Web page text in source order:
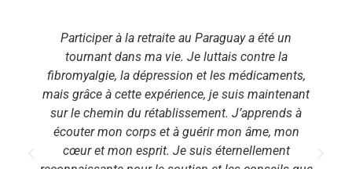
Participer à la retraite au Paraguay a été un
tournant dans ma vie. Je luttais contre la
fibromyalgie, la dépression et les médicaments,
mais grâce à cette expérience, je suis maintenant
sur le chemin du rétablissement. J’apprends à
écouter mon corps et à guérir mon âme, mon
cœur et mon esprit. Je suis éternellement